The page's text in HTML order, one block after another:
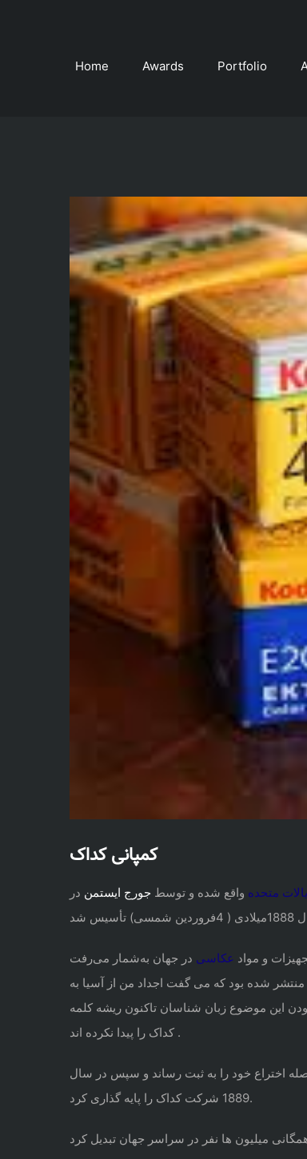
Home Awards Portfolio
Larger
Image
کمپانی کداک
ت متحده واقع شده و توسط جورج ایستمن در
و مواد عکاسی در جهان به‌شمار می‌رفت
شده بود که می گفت اجداد من از آسیا به
این موضوع زبان شناسان تاکنون ریشه کلمه
کداک را پیدا نکرده اند .
اختراع خود را به ثبت رساند و سپس در سال
1889 شرکت کداک را پایه گذاری کرد.